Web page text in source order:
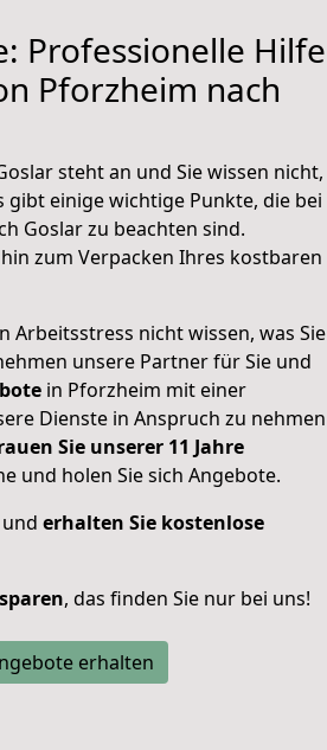
Professionelle Hilfe
Pforzheim nach
steht an und Sie wissen nicht,
gibt einige wichtige Punkte, die bei
Goslar zu beachten sind.
zum Verpacken Ihres kostbaren
Arbeitsstress nicht wissen, was Sie
unsere Partner für Sie und
in Pforzheim mit einer
Dienste in Anspruch zu nehmen
Sie unserer 11 Jahre
und holen Sie sich Angebote.
erhalten Sie kostenlose
, das finden Sie nur bei uns!
erhalten